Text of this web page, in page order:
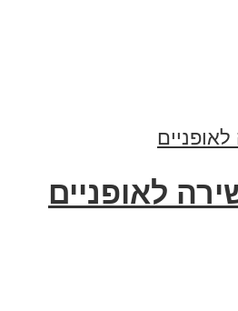
לאופניים